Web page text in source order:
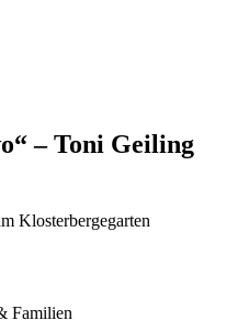
– Toni Geiling
Klosterbergegarten
Familien